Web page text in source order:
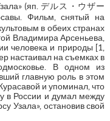
(яп. デルス・ウザー
Фильм, снятый на
в обеих странах
Владимира Арсеньева,
человека и природы [1,
настаивал на съемках в
В одном из
главную роль в этом
и упоминал, что
в России и думал между
Узала», остановив свой